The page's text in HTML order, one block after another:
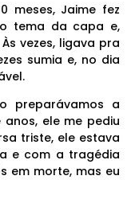
meses, Jaime fez
tema da capa e,
vezes, ligava pra
sumia e, no dia
preparávamos a
anos, ele me pediu
triste, ele estava
e com a tragédia
em morte, mas eu